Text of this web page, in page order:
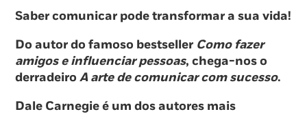
Saber comunicar pode transformar a sua vida!
Do autor do famoso bestseller Como fazer
amigos e influenciar pessoas, chega-nos o
derradeiro A arte de comunicar com sucesso.
Dale Carnegie é um dos autores mais